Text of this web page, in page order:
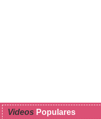
Videos Populares